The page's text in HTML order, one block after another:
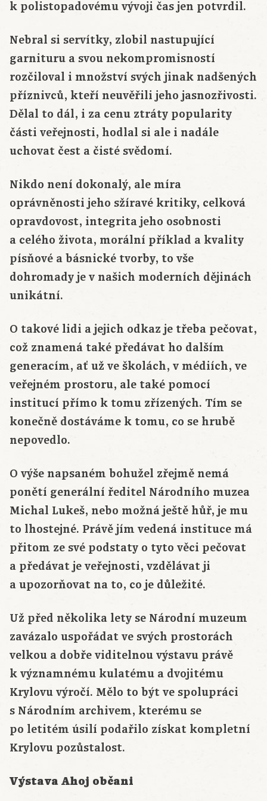
k polistopadovému vývoji čas jen potvrdil.
Nebral si servítky, zlobil nastupující
garnituru a svou nekompromisností
rozčiloval i množství svých jinak nadšených
příznivců, kteří neuvěřili jeho jasnozřivosti.
Dělal to dál, i za cenu ztráty popularity
části veřejnosti, hodlal si ale i nadále
uchovat čest a čisté svědomí.
Nikdo není dokonalý, ale míra
oprávněnosti jeho sžíravé kritiky, celková
opravdovost, integrita jeho osobnosti
a celého života, morální příklad a kvality
písňové a básnické tvorby, to vše
dohromady je v našich moderních dějinách
unikátní.
O takové lidi a jejich odkaz je třeba pečovat,
což znamená také předávat ho dalším
generacím, ať už ve školách, v médiích, ve
veřejném prostoru, ale také pomocí
institucí přímo k tomu zřízených. Tím se
konečně dostáváme k tomu, co se hrubě
nepovedlo.
O výše napsaném bohužel zřejmě nemá
ponětí generální ředitel Národního muzea
Michal Lukeš, nebo možná ještě hůř, je mu
to lhostejné. Právě jím vedená instituce má
přitom ze své podstaty o tyto věci pečovat
a předávat je veřejnosti, vzdělávat ji
a upozorňovat na to, co je důležité.
Už před několika lety se Národní muzeum
zavázalo uspořádat ve svých prostorách
velkou a dobře viditelnou výstavu právě
k významnému kulatému a dvojitému
Krylovu výročí. Mělo to být ve spolupráci
s Národním archivem, kterému se
po letitém úsilí podařilo získat kompletní
Krylovu pozůstalost.
Výstava Ahoj občani